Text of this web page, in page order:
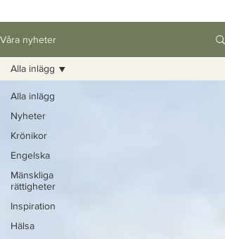
Våra nyheter
Alla inlägg
Nyheter
Krönikor
Engelska
Mänskliga
rättigheter
Inspiration
Hälsa
Alla inlägg